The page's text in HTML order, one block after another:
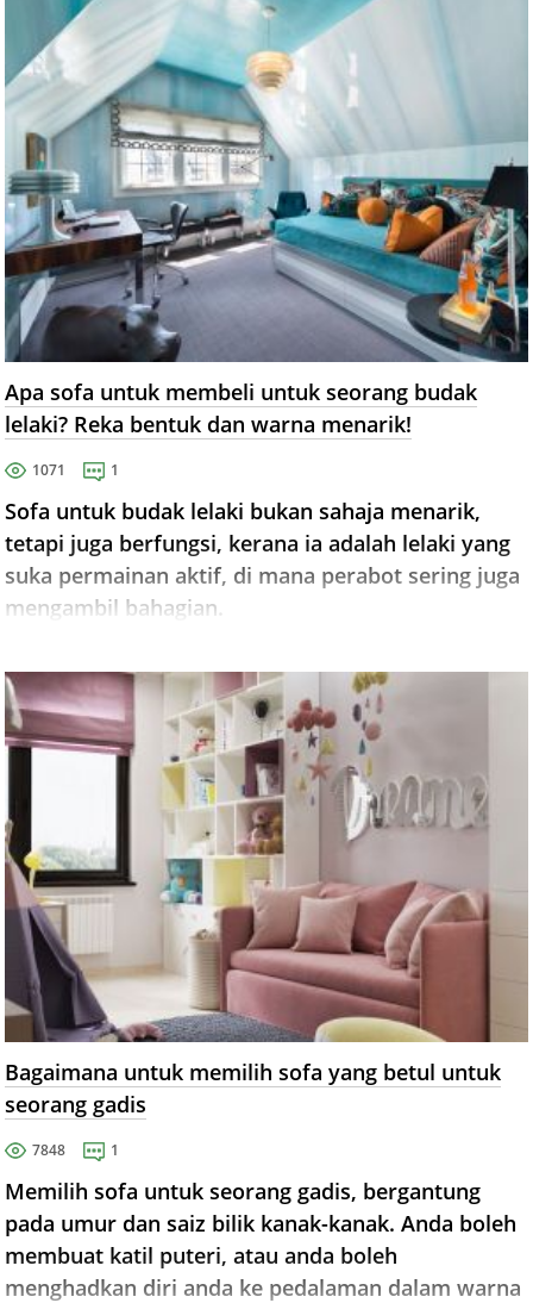
Apa sofa untuk membeli untuk seorang budak
lelaki? Reka bentuk dan warna menarik!
1071 1
Sofa untuk budak lelaki bukan sahaja menarik,
tetapi juga berfungsi, kerana ia adalah lelaki yang
suka permainan aktif, di mana perabot sering juga
mengambil bahagian.
Bagaimana untuk memilih sofa yang betul untuk
seorang gadis
7848 1
Memilih sofa untuk seorang gadis, bergantung
pada umur dan saiz bilik kanak-kanak. Anda boleh
membuat katil puteri, atau anda boleh
menghadkan diri anda ke pedalaman dalam warna